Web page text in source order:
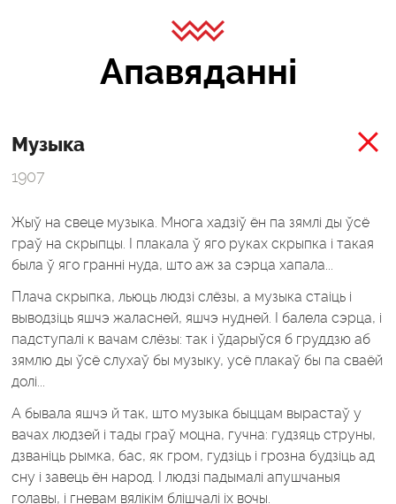
Апавяданні
Музыка
1907
Жыў на свеце музыка. Многа хадзіў ён па зямлі ды ўсё
граў на скрыпцы. I плакала ў яго руках скрыпка i такая
была ў яго гранні нуда, што аж за сэрца хапала...
Плача скрыпка, льюць людзі слёзы, а музыка стаіць i
выводзіць яшчэ жаласней, яшчэ нудней. I балела сэрца, i
падступалі к вачам слёзы: так i ўдарыўся б груддзю аб
зямлю ды ўсё слухаў бы музыку, усё плакаў бы па сваёй
долі...
А бывала яшчэ й так, што музыка быццам вырастаў у
вачах людзей i тады граў моцна, гучна: гудзяць струны,
дзваніць рымка, бас, як гром, гудзіць i грозна будзіць ад
сну i завець ён народ. I людзі падымалі апушчаныя
голавы, i гневам вялікім блішчалі ix вочы.